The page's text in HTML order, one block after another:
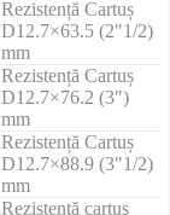
Rezistență Cartuș
D12.7×63.5 (2"1/2)
mm
Rezistență Cartuș
D12.7×76.2 (3")
mm
Rezistență Cartuș
D12.7×88.9 (3"1/2)
mm
Rezistenţă cartuş